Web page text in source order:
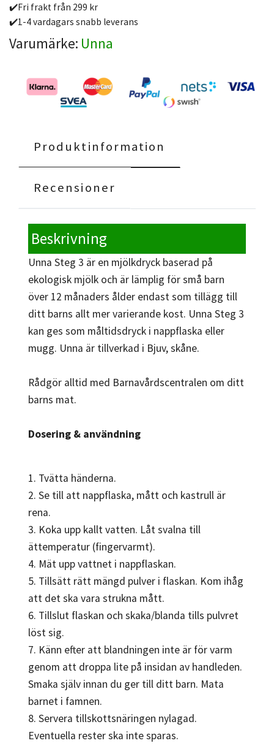
✔️Fri frakt från 299 kr
✔️1-4 vardagars snabb leverans
Varumärke: Unna
Produktinformation
Recensioner
Beskrivning
Unna Steg 3 är en mjölkdryck baserad på
ekologisk mjölk och är lämplig för små barn
över 12 månaders ålder endast som tillägg till
ditt barns allt mer varierande kost. Unna Steg 3
kan ges som måltidsdryck i nappflaska eller
mugg. Unna är tillverkad i Bjuv, skåne.
Rådgör alltid med Barnavårdscentralen om ditt
barns mat.
Dosering & användning
1. Tvätta händerna.
2. Se till att nappflaska, mått och kastrull är
rena.
3. Koka upp kallt vatten. Låt svalna till
ättemperatur (fingervarmt).
4. Mät upp vattnet i nappflaskan.
5. Tillsätt rätt mängd pulver i flaskan. Kom ihåg
att det ska vara strukna mått.
6. Tillslut flaskan och skaka/blanda tills pulvret
löst sig.
7. Känn efter att blandningen inte är för varm
genom att droppa lite på insidan av handleden.
Smaka själv innan du ger till ditt barn. Mata
barnet i famnen.
8. Servera tillskottsnäringen nylagad.
Eventuella rester ska inte sparas.